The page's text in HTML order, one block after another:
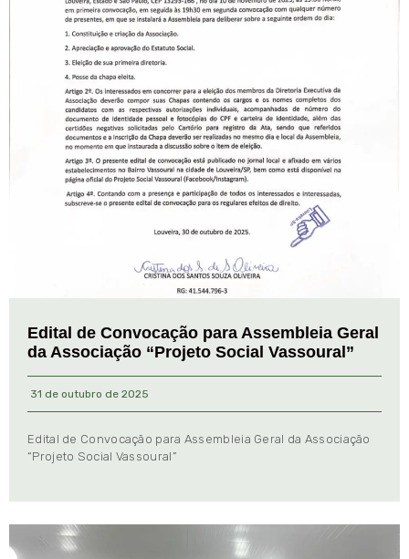
Edital de Convocação para Assembleia Geral
da Associação “Projeto Social Vassoural”
31 de outubro de 2025
Edital de Convocação para Assembleia Geral da Associação
“Projeto Social Vassoural”